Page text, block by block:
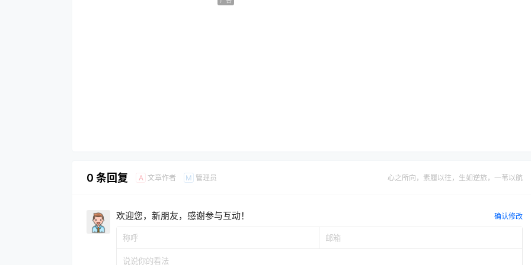
0 条回复 A 文章作者 M 管理员 心之所向，素履以往，生如逆旅，一苇以航
欢迎您，新朋友，感谢参与互动！ 确认修改